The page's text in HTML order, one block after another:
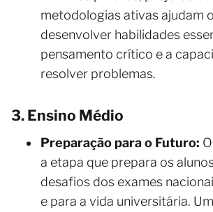
metodologias ativas ajudam
desenvolver habilidades
pensamento crítico e a
resolver problemas.
3. Ensino Médio
Preparação para o Futuro:
a etapa que prepara os
desafios dos exames
e para a vida universitária.